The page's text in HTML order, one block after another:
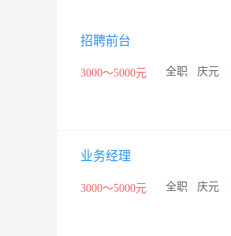
招聘前台
3000～5000元 全职 庆元
业务经理
3000～5000元 全职 庆元